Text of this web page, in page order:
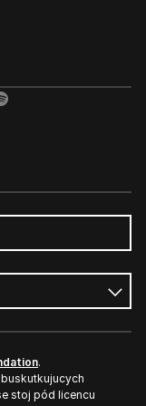
.
stoj pód licencu